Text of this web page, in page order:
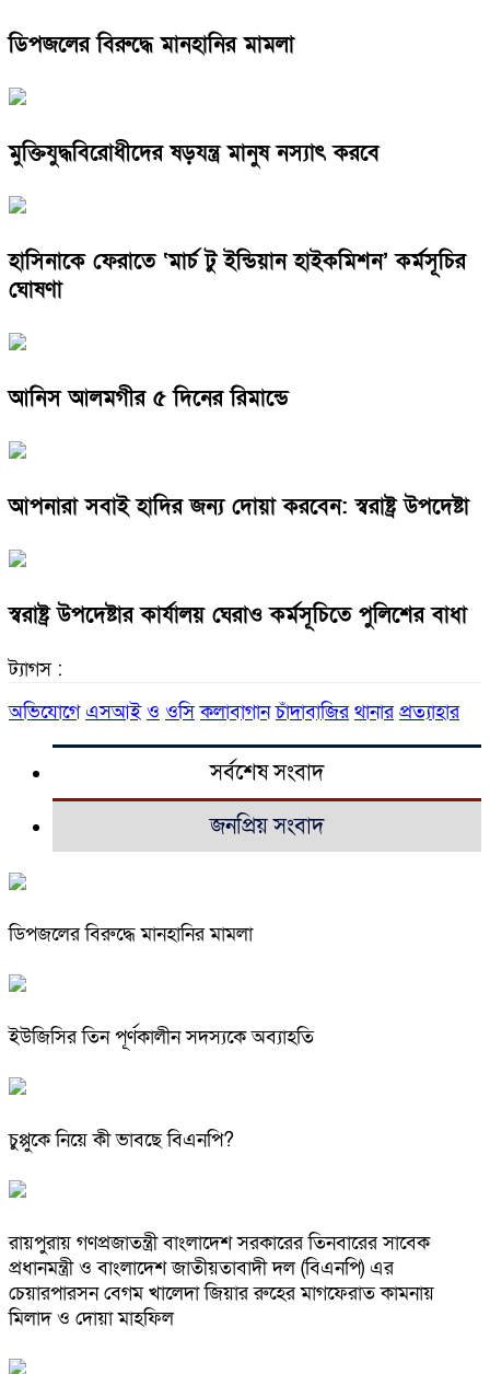
ডিপজলের বিরুদ্ধে মানহানির মামলা
মুক্তিযুদ্ধবিরোধীদের ষড়যন্ত্র মানুষ নস্যাৎ করবে
হাসিনাকে ফেরাতে ‘মার্চ টু ইন্ডিয়ান হাইকমিশন’ কর্মসূচির
ঘোষণা
আনিস আলমগীর ৫ দিনের রিমান্ডে
আপনারা সবাই হাদির জন্য দোয়া করবেন: স্বরাষ্ট্র উপদেষ্টা
স্বরাষ্ট্র উপদেষ্টার কার্যালয় ঘেরাও কর্মসূচিতে পুলিশের বাধা
ট্যাগস :
অভিযোগে এসআই ও ওসি কলাবাগান চাঁদাবাজির থানার প্রত্যাহার
সর্বশেষ সংবাদ
জনপ্রিয় সংবাদ
ডিপজলের বিরুদ্ধে মানহানির মামলা
ইউজিসির তিন পূর্ণকালীন সদস্যকে অব্যাহতি
চুপ্পুকে নিয়ে কী ভাবছে বিএনপি?
রায়পুরায় গণপ্রজাতন্ত্রী বাংলাদেশ সরকারের তিনবারের সাবেক
প্রধানমন্ত্রী ও বাংলাদেশ জাতীয়তাবাদী দল (বিএনপি) এর
চেয়ারপারসন বেগম খালেদা জিয়ার রুহের মাগফেরাত কামনায়
মিলাদ ও দোয়া মাহফিল